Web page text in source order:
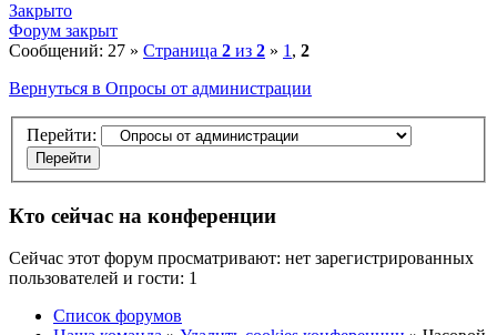
Закрыто
Форум закрыт
Сообщений: 27 » Страница 2 из 2 » 1 , 2
Вернуться в Опросы от администрации
Перейти:
Кто сейчас на конференции
Сейчас этот форум просматривают: нет зарегистрированных
пользователей и гости: 1
Список форумов